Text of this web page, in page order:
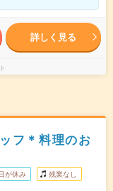
詳しく見る
フ＊料理のお
が休み 残業なし